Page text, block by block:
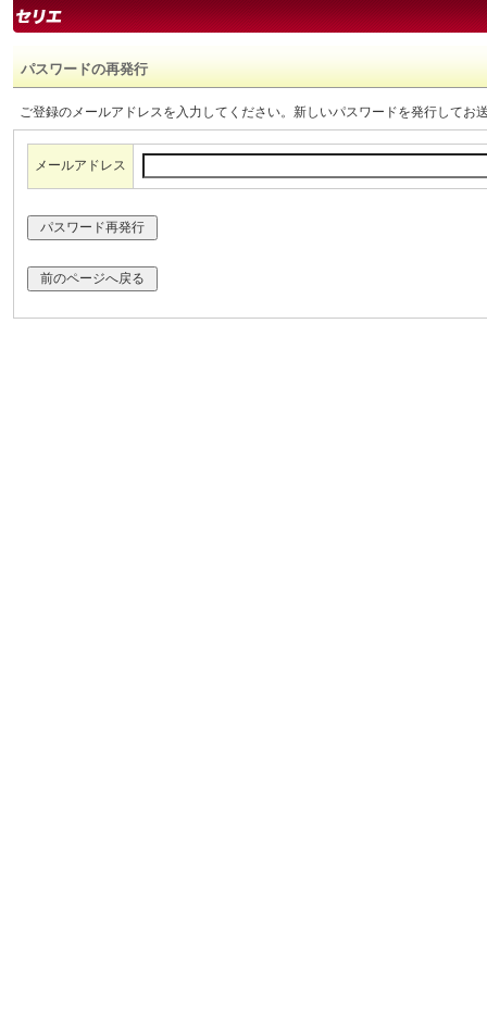
パスワードの再発行
ご登録のメールアドレスを入力してください。新しいパスワードを発行してお
メールアドレス